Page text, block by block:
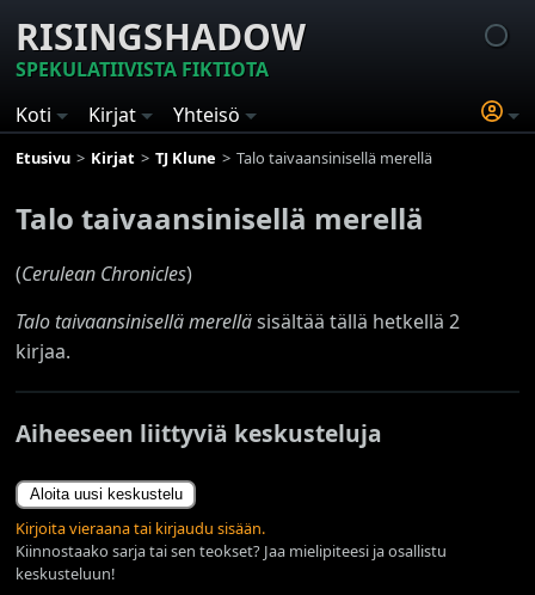
RISINGSHADOW
SPEKULATIIVISTA FIKTIOTA
Koti
Kirjat Yhteisö
Etusivu Kirjat TJ Klune Talo taivaansinisellä merellä
Talo taivaansinisellä merellä
(Cerulean Chronicles)
Talo taivaansinisellä merelläsisältää tällä hetkellä 2
kirjaa.
Aiheeseen liittyviä keskusteluja
Aloita uusi keskustelu
Kirjoita vieraana tai kirjaudu sisään.
Kiinnostaako sarja tai sen teokset? Jaa mielipiteesi ja osallistu
keskusteluun!